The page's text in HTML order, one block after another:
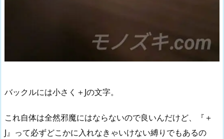
バックルには小さく＋Jの文字。
これ自体は全然邪魔にはならないので良いんだけど、『＋
J』って必ずどこかに入れなきゃいけない縛りでもあるの